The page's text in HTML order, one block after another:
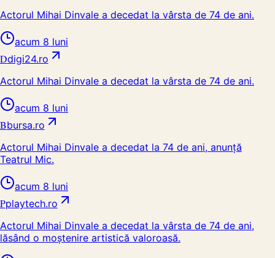
Actorul Mihai Dinvale a decedat la vârsta de 74 de ani.
acum 8 luni
Ddigi24.ro
Actorul Mihai Dinvale a decedat la vârsta de 74 de ani.
acum 8 luni
Bbursa.ro
Actorul Mihai Dinvale a decedat la 74 de ani, anunță
Teatrul Mic.
acum 8 luni
Pplaytech.ro
Actorul Mihai Dinvale a decedat la vârsta de 74 de ani,
lăsând o moștenire artistică valoroasă.